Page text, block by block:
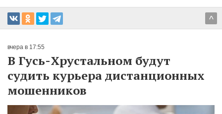
^
вчера в 17:55
В Гусь-Хрустальном будут
судить курьера дистанционных
мошенников